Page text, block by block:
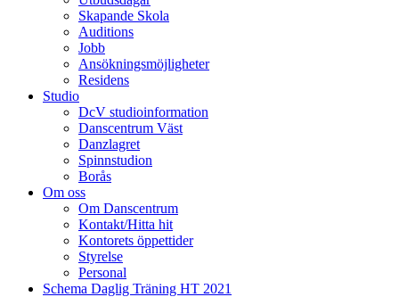
Skapande Skola
Auditions
Jobb
Ansökningsmöjligheter
Residens
Studio
DcV studioinformation
Danscentrum Väst
Danzlagret
Spinnstudion
Borås
Om oss
Om Danscentrum
Kontakt/Hitta hit
Kontorets öppettider
Styrelse
Personal
Schema Daglig Träning HT 2021